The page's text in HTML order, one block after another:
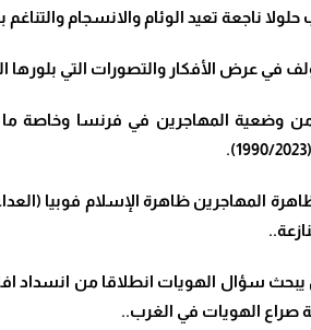
حلولا ناجعة تعيد الوئام والانسجام
في عرض الأفكار والتصورات التي بلورها
وضعية المهاجرين في فرنسا وخاصة ما
المهاجرين ظاهرة الإسلام فوبيا (العداء
سؤال الهويات انطلاقا من انسداد
صراع الهويات في الغرب..